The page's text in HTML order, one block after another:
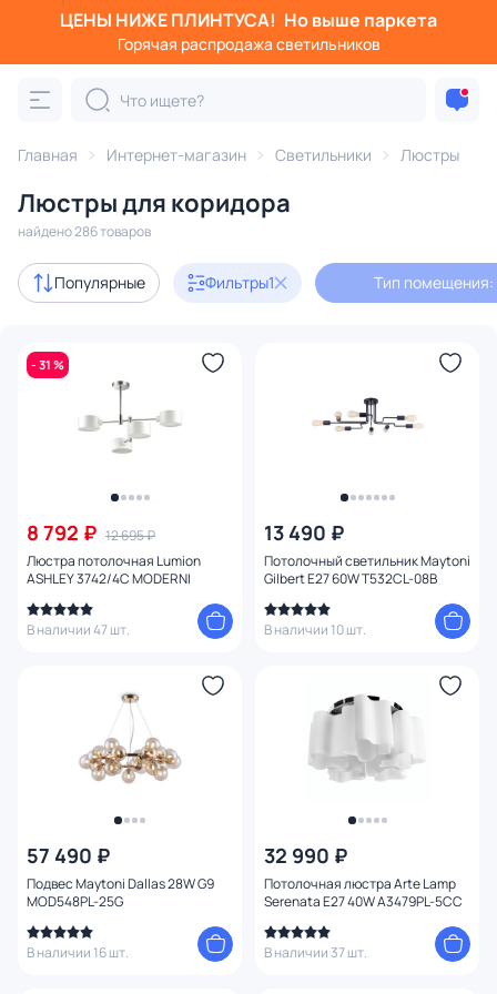
ЦЕНЫ НИЖЕ ПЛИНТУСА! Но выше паркета
Горячая распродажа светильников
Главная Интернет-магазин Светильники Люстры
Люстры для коридора
найдено 286 товаров
Популярные Фильтры1 Тип помещения:
- 31 %
8 792 ₽ 12 695 ₽
Люстра потолочная Lumion
ASHLEY 3742/4C MODERNI
В наличии 47 шт.
13 490 ₽
Потолочный светильник Maytoni
Gilbert E27 60W T532CL-08B
В наличии 10 шт.
57 490 ₽
Подвес Maytoni Dallas 28W G9
MOD548PL-25G
В наличии 16 шт.
32 990 ₽
Потолочная люстра Arte Lamp
Serenata E27 40W A3479PL-5CC
В наличии 37 шт.
Фильтры
Категория:
подвесные потолочные светодиодные
Акции 36
Дизайнерский свет 41
В наличии 120
Цена
От До
Страна
Материал арматуры
Материал плафона